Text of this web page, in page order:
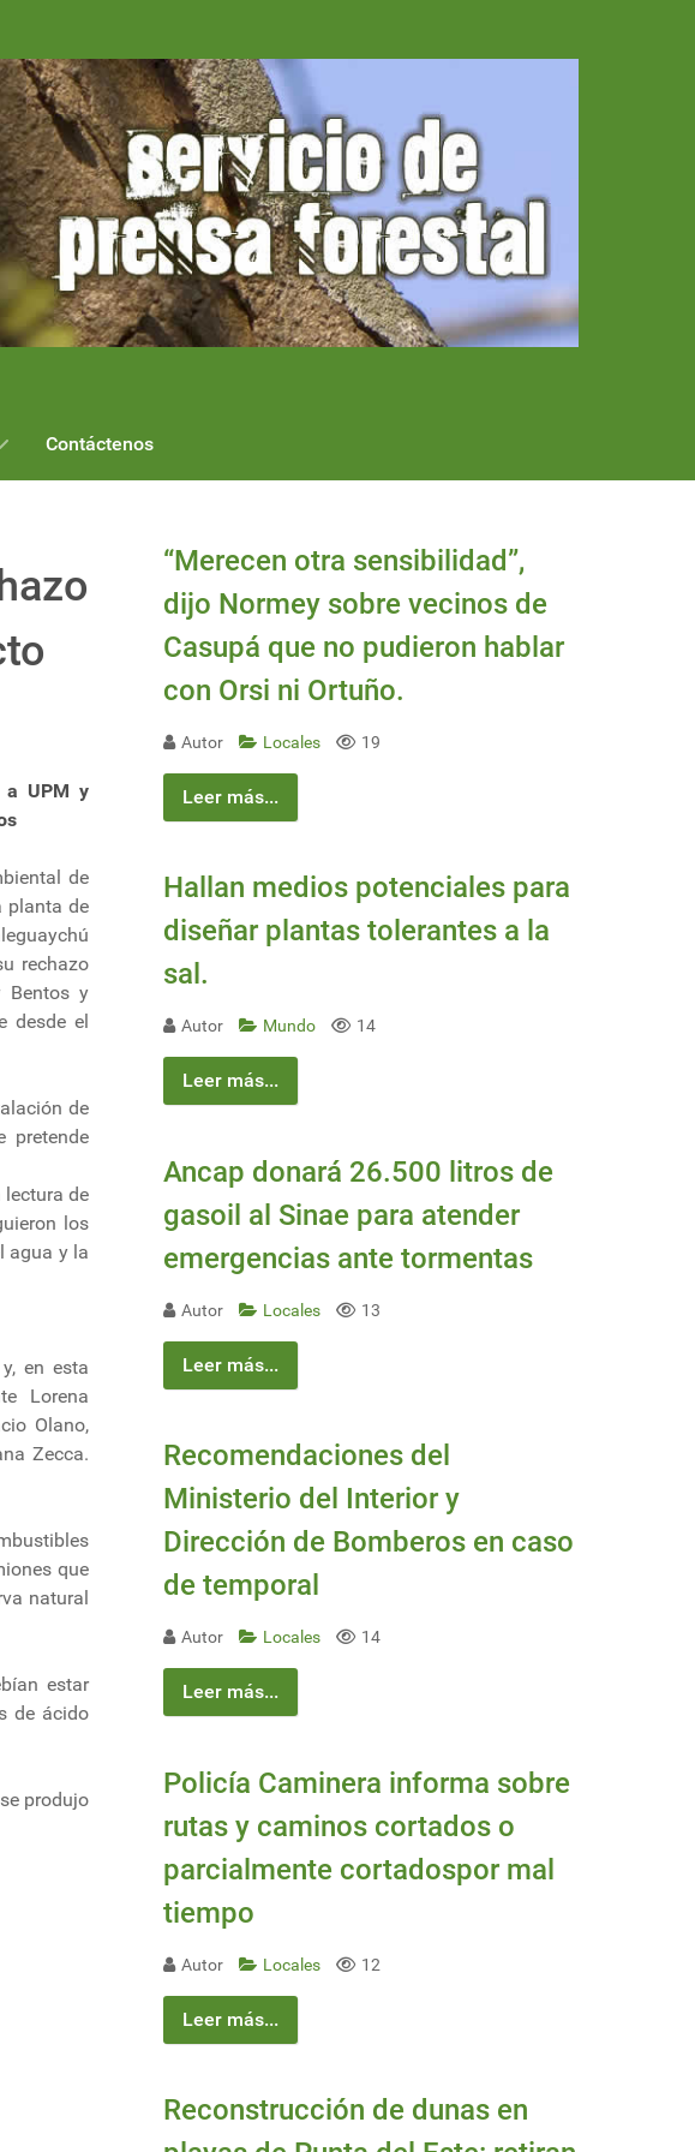
Contáctenos
a UPM y
de
planta de
rechazo
Bentos y
desde el
de
pretende
de
los
agua y la
en esta
Lorena
Olano,
Zecca.
que
natural
estar
de ácido
produjo
135.000 toneladas
“Merecen otra sensibilidad”,
dijo Normey sobre vecinos de
Casupá que no pudieron hablar
con Orsi ni Ortuño.
Autor Locales 19
Leer más...
Hallan medios potenciales para
diseñar plantas tolerantes a la
sal.
Autor Mundo 14
Leer más...
Ancap donará 26.500 litros de
gasoil al Sinae para atender
emergencias ante tormentas
Autor Locales 13
Leer más...
Recomendaciones del
Ministerio del Interior y
Dirección de Bomberos en caso
de temporal
Autor Locales 14
Leer más...
Policía Caminera informa sobre
rutas y caminos cortados o
parcialmente cortadospor mal
tiempo
Autor Locales 12
Leer más...
Reconstrucción de dunas en